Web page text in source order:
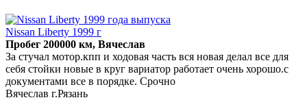
Nissan Liberty 1999 г
Пробег 200000 км, Вячеслав
За стучал мотор.кпп и ходовая часть вся новая делал все для
себя стойки новые в круг вариатор работает очень хорошо.с
документами все в порядке. Срочно
Вячеслав г.Рязань